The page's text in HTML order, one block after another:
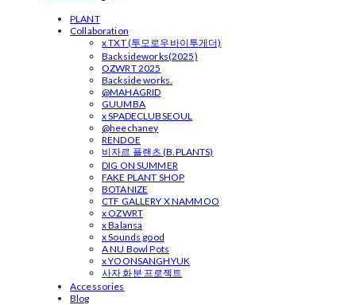
PLANT
Collaboration
x TXT (투모로우바이투게더)
Backsideworks(2025)
OZWRT 2025
Backside works.
@MAHAGRID
GUUMBA
x SPADECLUBSEOUL
@heechaney
RENDOE
비자르 플랜츠 (B.PLANTS)
DIG ON SUMMER
FAKE PLANT SHOP
BOTANIZE
CTF GALLERY X NAMMOO
x OZWRT
x Balansa
x Sounds good
A NU Bowl Pots
x YOONSANGHYUK
사자 화분 프로젝트
Accessories
Blog